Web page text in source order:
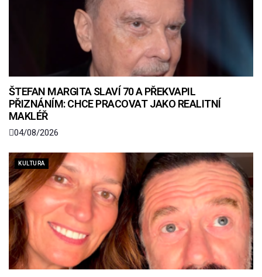
ŠTEFAN MARGITA SLAVÍ 70 A PŘEKVAPIL
PŘIZNÁNÍM: CHCE PRACOVAT JAKO REALITNÍ
MAKLÉŘ
04/08/2026
KULTURA